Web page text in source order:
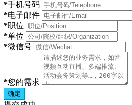
*手机号码
*电子邮件
*职位
*单位
*微信号
*您的需求
确定